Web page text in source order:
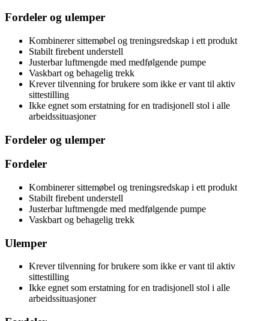
Fordeler og ulemper
Kombinerer sittemøbel og treningsredskap i ett produkt
Stabilt firebent understell
Justerbar luftmengde med medfølgende pumpe
Vaskbart og behagelig trekk
Krever tilvenning for brukere som ikke er vant til aktiv
sittestilling
Ikke egnet som erstatning for en tradisjonell stol i alle
arbeidssituasjoner
Fordeler og ulemper
Fordeler
Kombinerer sittemøbel og treningsredskap i ett produkt
Stabilt firebent understell
Justerbar luftmengde med medfølgende pumpe
Vaskbart og behagelig trekk
Ulemper
Krever tilvenning for brukere som ikke er vant til aktiv
sittestilling
Ikke egnet som erstatning for en tradisjonell stol i alle
arbeidssituasjoner